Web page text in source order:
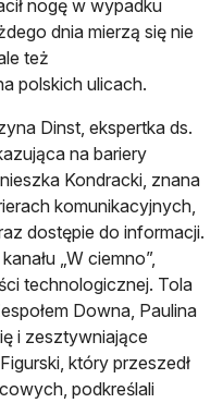
nogę w wypadku
dnia mierzą się nie
też
polskich ulicach.
Dinst, ekspertka ds.
na bariery
Kondracki, znana
komunikacyjnych,
dostępie do informacji.
„W ciemno”,
technologicznej. Tola
Downa, Paulina
i zesztywniające
który przeszedł
podkreślali